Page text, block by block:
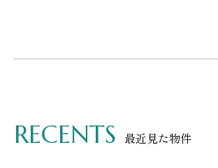
RECENTS 最近見た物件